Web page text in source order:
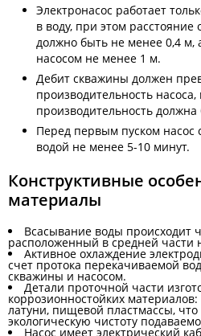
Электронасос работает
в воду, при этом
должно быть не менее 0,4 м,
насосом не менее 1 м.
Дебит скважины должен
производительность
производительность
Перед первым пуском насос
водой не менее 5-10 минут.
Конструктивные
материалы
Всасывание воды происходит
расположенный в средней части
Активное охлаждение
счет протока перекачиваемой
скважины и насосом.
Детали проточной части
коррозионностойких
латуни, пищевой пластмассы, что
экологическую чистоту
Насос имеет электрический